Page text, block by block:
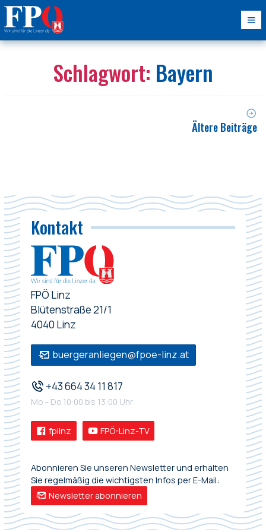
Schlagwort: Bayern
Ältere Beiträge
Kontakt
FPÖ Linz
Blütenstraße 21/1
4040 Linz
buergeranliegen@fpoe-linz.at
+43 664 34 11 817
Mo – Do 10:00 bis 13:00 Uhr
fplinz FPÖ-Linz-TV
Abonnieren Sie unseren Newsletter und erhalten
Sie regelmäßig die wichtigsten Infos per E-Mail:
Newsletter abonnieren